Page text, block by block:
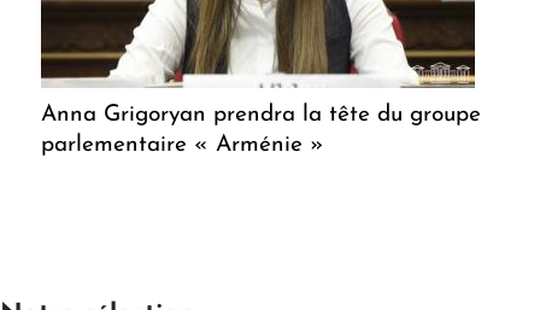
Anna Grigoryan prendra la tête du groupe
parlementaire « Arménie »